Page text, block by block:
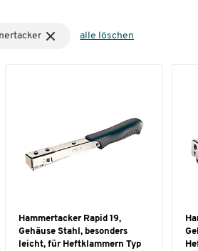
alle löschen
Hammertacker Rapid 19,
Gehäuse Stahl, besonders
leicht, für Heftklammern Typ